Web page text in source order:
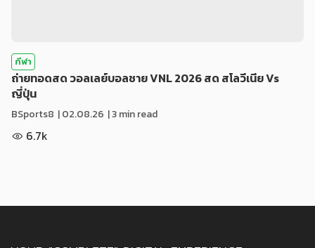
กีฬา
ถ่ายทอดสด วอลเลย์บอลชาย VNL 2026 สด สโลวีเนีย Vs
ญี่ปุ่น
BSports8 |02.08.26 | 3 min read
6.7k